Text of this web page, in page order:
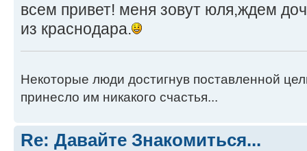
всем привет! меня зовут юля,ждем
из краснодара.
Некоторые люди достигнув поставленной
принесло им никакого счастья...
Re: Давайте Знакомиться...